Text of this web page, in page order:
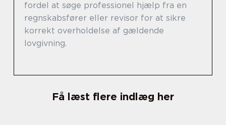
fordel at søge professionel hjælp fra en
regnskabsfører eller revisor for at sikre
korrekt overholdelse af gældende
lovgivning.
Få læst flere indlæg her